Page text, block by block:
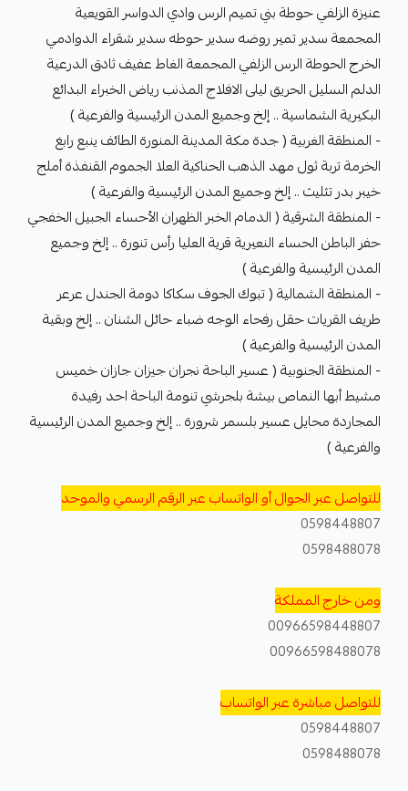
عنيزة الزلفي حوطة بني تميم الرس وادي الدواسر القويعية
المجمعة سدير تمير روضه سدير حوطه سدير شقراء الدوادمي
الخرج الحوطة الرس الزلفي المجمعة الغاط عفيف ثادق الدرعية
الدلم السليل الحريق ليلى الافلاج المذنب رياض الخبراء البدائع
البكيرية الشماسية .. إلخ وجميع المدن الرئيسية والفرعية )
- المنطقة الغربية ( جدة مكة المدينة المنورة الطائف ينبع رابغ
الخرمة تربة ثول مهد الذهب الحناكية العلا الجموم القنفذة أملج
خيبر بدر تثليث .. إلخ وجميع المدن الرئيسية والفرعية )
- المنطقة الشرقية ( الدمام الخبر الظهران الأحساء الجبيل الخفجي
حفر الباطن الحساء النعيرية قرية العليا رأس تنورة .. إلخ وجميع
المدن الرئيسية والفرعية )
- المنطقة الشمالية ( تبوك الجوف سكاكا دومة الجندل عرعر
طريف القريات حقل رفحاء الوجه ضباء حائل الشنان .. إلخ وبقية
المدن الرئيسية والفرعية )
- المنطقة الجنوبية ( عسير الباحة نجران جيزان جازان خميس
مشيط أبها النماص بيشة بلجرشي تنومة الباحة احد رفيدة
المجاردة محايل عسير بلسمر شرورة .. إلخ وجميع المدن الرئيسية
والفرعية )
للتواصل عبر الجوال أو الواتساب عبر الرقم الرسمي والموحد
0598448807
0598488078
ومن خارج المملكة
00966598448807
00966598488078
للتواصل مباشرة عبر الواتساب
0598448807
0598488078